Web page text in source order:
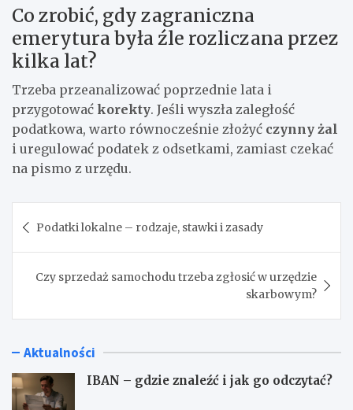
Co zrobić, gdy zagraniczna
emerytura była źle rozliczana przez
kilka lat?
Trzeba przeanalizować poprzednie lata i
przygotować korekty. Jeśli wyszła zaległość
podatkowa, warto równocześnie złożyć czynny żal
i uregulować podatek z odsetkami, zamiast czekać
na pismo z urzędu.
wpisu
Podatki lokalne – rodzaje, stawki i zasady
Czy sprzedaż samochodu trzeba zgłosić w urzędzie
skarbowym?
Aktualności
IBAN – gdzie znaleźć i jak go odczytać?